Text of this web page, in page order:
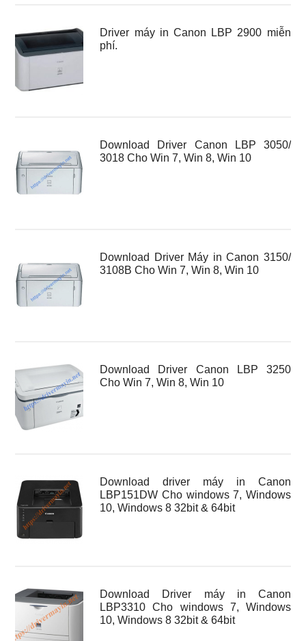
Driver máy in Canon LBP 2900 miễn
phí.
Download Driver Canon LBP 3050/
3018 Cho Win 7, Win 8, Win 10
Download Driver Máy in Canon 3150/
3108B Cho Win 7, Win 8, Win 10
Download Driver Canon LBP 3250
Cho Win 7, Win 8, Win 10
Download driver máy in Canon
LBP151DW Cho windows 7, Windows
10, Windows 8 32bit & 64bit
Download Driver máy in Canon
LBP3310 Cho windows 7, Windows
10, Windows 8 32bit & 64bit